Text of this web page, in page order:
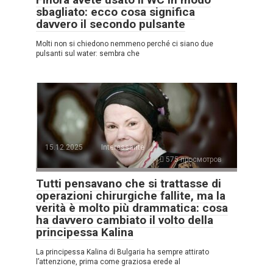
sbagliato: ecco cosa significa
davvero il secondo pulsante
Molti non si chiedono nemmeno perché ci siano due
pulsanti sul water: sembra che
15.12.2025
Interessante
575 просмотров
Tutti pensavano che si trattasse di
operazioni chirurgiche fallite, ma la
verità è molto più drammatica: cosa
ha davvero cambiato il volto della
principessa Kalina
La principessa Kalina di Bulgaria ha sempre attirato
l’attenzione, prima come graziosa erede al